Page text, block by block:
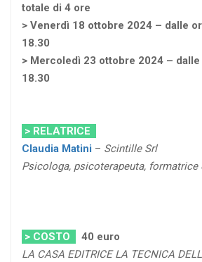
totale di 4 ore
> Venerdì 18 ottobre 2024 – dalle
18.30
> Mercoledì 23 ottobre 2024 –
18.30
> RELATRICE
Claudia Matini – Scintille Srl
Psicologa, psicoterapeuta, formatrice
> COSTO
40 euro
LA CASA EDITRICE LA TECNICA